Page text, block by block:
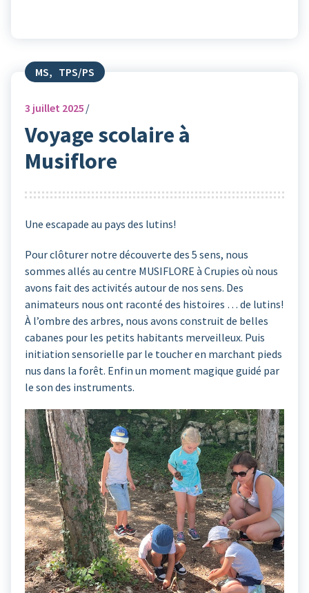
MS, TPS/PS
3 juillet 2025
Voyage scolaire à
Musiflore
Une escapade au pays des lutins!
Pour clôturer notre découverte des 5 sens, nous
sommes allés au centre MUSIFLORE à Crupies où nous
avons fait des activités autour de nos sens. Des
animateurs nous ont raconté des histoires … de lutins!
À l’ombre des arbres, nous avons construit de belles
cabanes pour les petits habitants merveilleux. Puis
initiation sensorielle par le toucher en marchant pieds
nus dans la forêt. Enfin un moment magique guidé par
le son des instruments.